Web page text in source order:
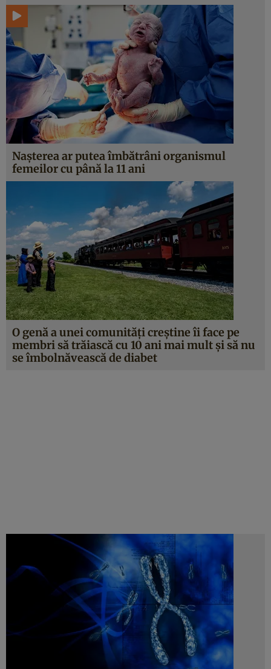
Naşterea ar putea îmbătrâni organismul
femeilor cu până la 11 ani
O genă a unei comunităţi creştine îi face pe
membri să trăiască cu 10 ani mai mult şi să nu
se îmbolnăvească de diabet